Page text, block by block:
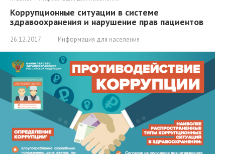
Коррупционные ситуации в системе
здравоохранения и нарушение прав пациентов
26.12.2017 Информация для населения